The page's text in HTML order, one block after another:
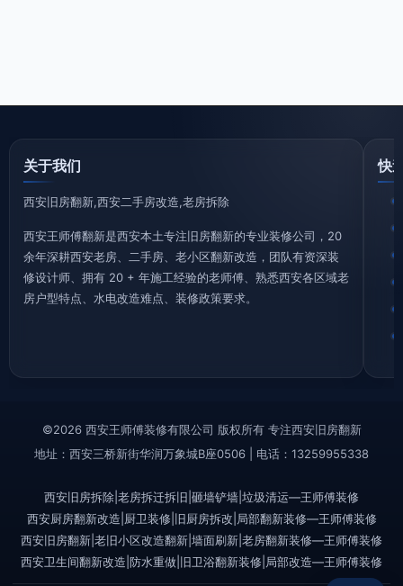
关于我们
西安旧房翻新,西安二手房改造,老房拆除
西安王师傅翻新是西安本土专注旧房翻新的专业装修公司，20
余年深耕西安老房、二手房、老小区翻新改造，团队有资深装
修设计师、拥有 20 + 年施工经验的老师傅、熟悉西安各区域老
房户型特点、水电改造难点、装修政策要求。
快
©2026 西安王师傅装修有限公司 版权所有 专注西安旧房翻新
地址：西安三桥新街华润万象城B座0506 | 电话：13259955338
西安旧房拆除|老房拆迁拆旧|砸墙铲墙|垃圾清运—王师傅装修
西安厨房翻新改造|厨卫装修|旧厨房拆改|局部翻新装修—王师傅装修
西安旧房翻新|老旧小区改造翻新|墙面刷新|老房翻新装修—王师傅装修
西安卫生间翻新改造|防水重做|旧卫浴翻新装修|局部改造—王师傅装修